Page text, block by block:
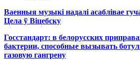
Ваенныя музыкі надалі асаблівае
Цела ў Віцебску
Госстандарт: в белорусских
бактерии, способные вызывать
газовую гангрену